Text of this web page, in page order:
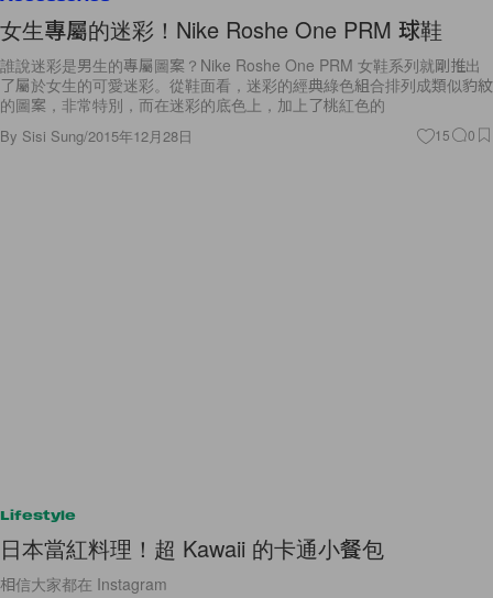
女生專屬的迷彩！Nike Roshe One PRM 球鞋
誰說迷彩是男生的專屬圖案？Nike Roshe One PRM 女鞋系列就剛推出
了屬於女生的可愛迷彩。從鞋面看，迷彩的經典綠色組合排列成類似豹紋
的圖案，非常特別，而在迷彩的底色上，加上了桃紅色的
By Sisi Sung/2015年12月28日 15 0
Lifestyle
日本當紅料理！超 Kawaii 的卡通小餐包
相信大家都在 Instagram